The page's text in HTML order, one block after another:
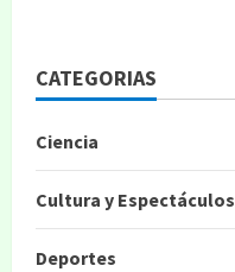
CATEGORIAS
Ciencia
Cultura y Espectáculos
Deportes